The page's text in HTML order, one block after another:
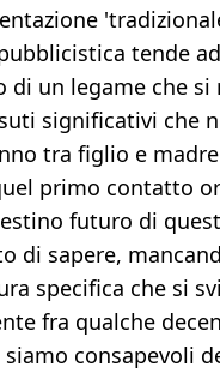
tende
di un legame che si
significativi che
tra figlio e
primo contatto
futuro di
di sapere,
specifica che si
fra qualche
consapevoli